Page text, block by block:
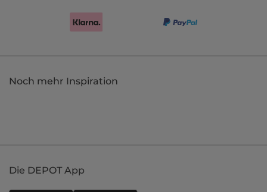
Noch mehr Inspiration
Die DEPOT App